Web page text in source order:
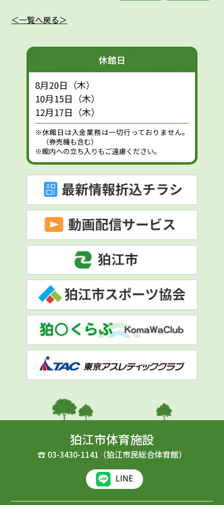
＜一覧へ戻る＞
休館日
8月20日（木）
10月15日（木）
12月17日（木）
※休館日は入金業務は一切行っておりません。
（券売機も含む）
※館内への立ち入りもご遠慮ください。
狛江市体育施設
☎ 03-3430-1141 （狛江市民総合体育館）
LINE